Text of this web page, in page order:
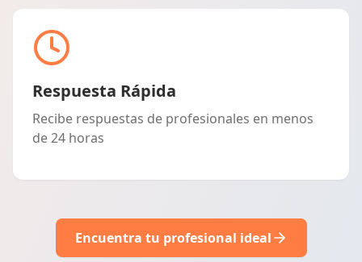
Respuesta Rápida
Recibe respuestas de profesionales en menos
de 24 horas
Encuentra tu profesional ideal